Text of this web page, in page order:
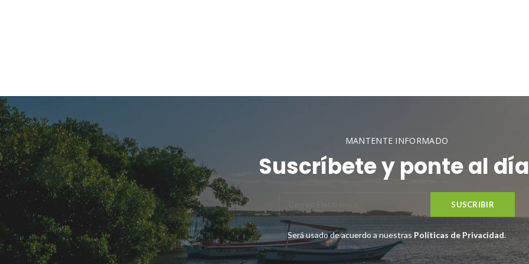
MANTENTE INFORMADO
Suscríbete y ponte al
Será usado de acuerdo a nuestras Políticas de Privacidad.